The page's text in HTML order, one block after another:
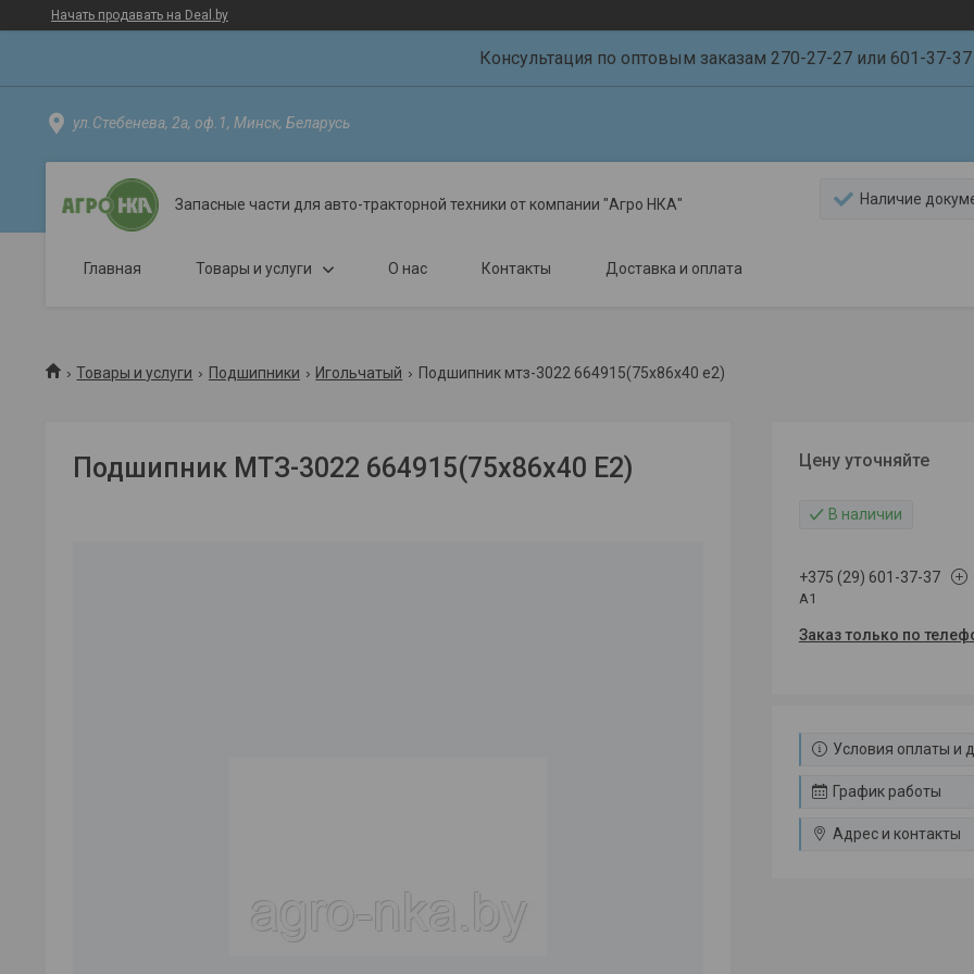
Начать продавать на Deal.by
Консультация по оптовым заказам 270-27-27 или 601-37-37
ул.Стебенева, 2а, оф.1, Минск, Беларусь
Запасные части для авто-тракторной техники от компании "Агро НКА" Наличие
Главная Товары и услуги О нас Контакты Доставка и оплата
Товары и услуги Подшипники Игольчатый Подшипник мтз-3022 664915(75х86х40 е2)
Подшипник МТЗ-3022 664915(75х86х40 Е2) Цену уточняйте
В наличии
+375 (29) 601-37-37
A1
Заказ только по
Условия оплаты и
График работы
Адрес и контакты